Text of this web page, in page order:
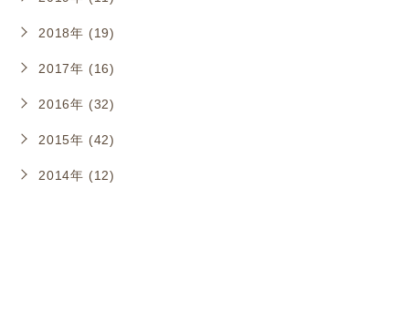
2018年 (19)
2017年 (16)
2016年 (32)
2015年 (42)
2014年 (12)